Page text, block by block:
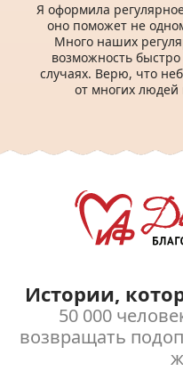
Я оформила
оно поможет не
Много наших
возможность
случаях. Верю, что
от многих людей
Истории,
50 000
возвращать